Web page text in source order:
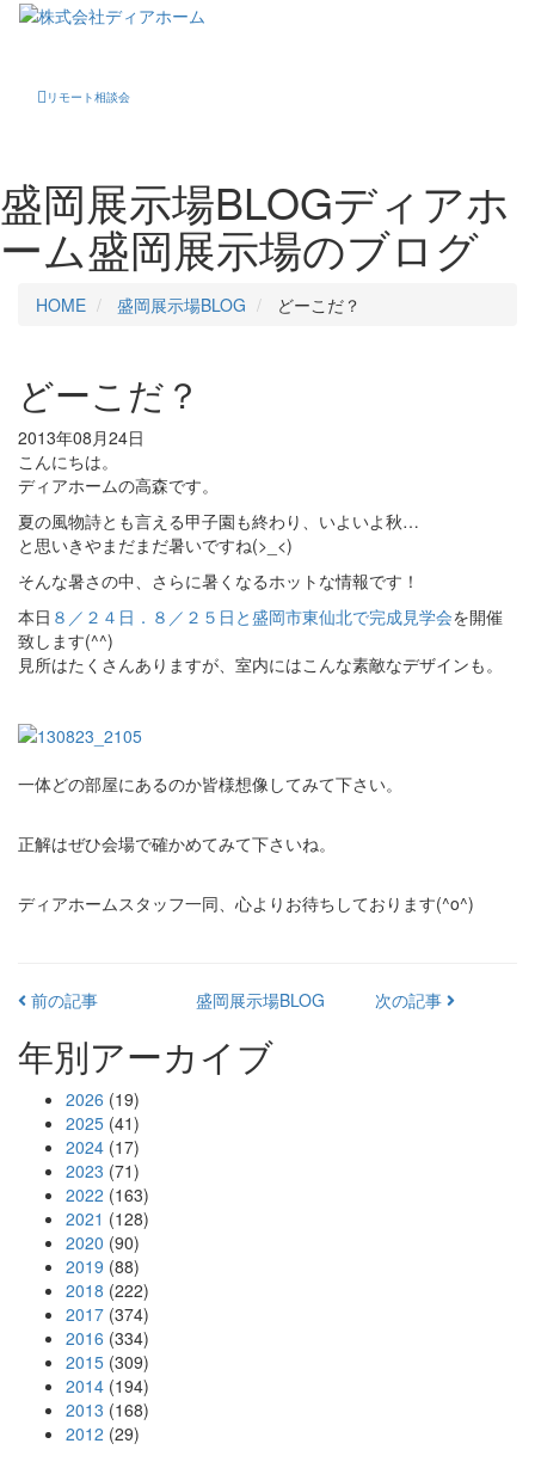
リモート相談会
盛岡展示場BLOGディアホ
ーム盛岡展示場のブログ
HOME 盛岡展示場BLOG どーこだ？
どーこだ？
2013年08月24日
こんにちは。
ディアホームの高森です。
夏の風物詩とも言える甲子園も終わり、いよいよ秋…
と思いきやまだまだ暑いですね(>_<)
そんな暑さの中、さらに暑くなるホットな情報です！
本日 ８／２４日．８／２５日と盛岡市東仙北で完成見学会を開催
致します(^^)
見所はたくさんありますが、室内にはこんな素敵なデザインも。
一体どの部屋にあるのか皆様想像してみて下さい。
正解はぜひ会場で確かめてみて下さいね。
ディアホームスタッフ一同、心よりお待ちしております(^o^)
前の記事 盛岡展示場BLOG 次の記事
年別アーカイブ
2026 (19)
2025 (41)
2024 (17)
2023 (71)
2022 (163)
2021 (128)
2020 (90)
2019 (88)
2018 (222)
2017 (374)
2016 (334)
2015 (309)
2014 (194)
2013 (168)
2012 (29)